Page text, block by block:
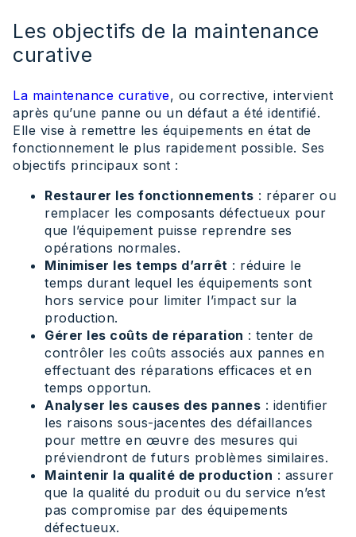
Les objectifs de la maintenance
curative
La maintenance curative, ou corrective, intervient
après qu’une panne ou un défaut a été identifié.
Elle vise à remettre les équipements en état de
fonctionnement le plus rapidement possible. Ses
objectifs principaux sont :
Restaurer les fonctionnements : réparer ou
remplacer les composants défectueux pour
que l’équipement puisse reprendre ses
opérations normales.
Minimiser les temps d’arrêt : réduire le
temps durant lequel les équipements sont
hors service pour limiter l’impact sur la
production.
Gérer les coûts de réparation : tenter de
contrôler les coûts associés aux pannes en
effectuant des réparations efficaces et en
temps opportun.
Analyser les causes des pannes : identifier
les raisons sous-jacentes des défaillances
pour mettre en œuvre des mesures qui
préviendront de futurs problèmes similaires.
Maintenir la qualité de production : assurer
que la qualité du produit ou du service n’est
pas compromise par des équipements
défectueux.